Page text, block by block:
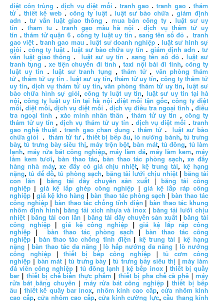
diệt côn trùng .dịch vụ diệt mối . tranh gao .tranh gao .thám
tử. thiết kế web . công ty luật . luật sư bào chữa .giám định
adn .tư vấn luật giao thông. mua bán công ty. luật sư uy
tín . tham tu .tranh gạo màu hà nội .dịch vụ thám tử uy
tín .thám tử quận 6. công ty luật uy tín . sang tên sổ đỏ .tranh
gao việt .tranh gao mau .luật sư doanh nghiệp .luật sư hình sự
giỏi . công ty luật. luật sư bào chữa uy tín .giám định adn .tư
vấn luật giao thông .luật sư uy tín .sang tên sổ đỏ.luật sư
tranh tụng . xe tiện chuyến đi tỉnh ,taxi nội bài đi tỉnh, công ty
luật uy tín .luật sư tranh tụng ,thám tử, văn phòng thám
tử,thám tử uy tín . luật sư uy tín, thám tử uy tín, công ty thám tử
uy tín, dịch vụ thám tử uy tín,văn phòng thám tử uy tín,luật sư
bào chữa hình sự giỏi,công ty luật uy tín, luật sư uy tín tại hà
nội,công ty luật uy tín tại hà nội .diệt mối tận gốc, công ty diệt
mối,diệt mối,dịch vụ diệt mối .dịch vụ điều tra ngoại tình ,điều
tra ngoại tình ,xác minh nhân thân ,thám tử uy tín , công ty
thám tử uy tín ,dịch vụ thám tử uy tín . dịch vụ diệt mối .tranh
gao nghệ thuật.tranh gao chan dung . thám tử.luật sư bào
chữa giỏi .thám tử tư.thiết bị bếp âu,lò nướng bánh, tủ trưng
bày,tủ trưng bày siêu thị,máy trộn bột,bàn mát,tủ đông, tủ làm
lạnh, máy rửa bát công nghiệp, máy làm đá, máy làm kem, máy
làm kem tươi,bàn thao tác,bàn thao tác phòng sạch,xe đẩy
hàng nhà máy, xe đẩy có giá chịu nhiệt, kệ trung tải, kệ hạng
nặng,tủ để đồ,tủ phòng sạch, băng tải lưới chịu nhiệt| băng tải
con lăn | băng tải dây chuyền sản xuất | băng tải công
nghiệp | giá kệ lắp ghép công nghiệp |giá kệ lắp ráp công
nghiệp |giá kệ kho hàng |bàn thao tác phòng sạch | bàn thao tác
công nghiệp|bàn thao tác chống tĩnh điện |bàn thao tác khung
nhôm định hình| băng tải xích nhựa và inox|băng tải lưới chịu
nhiệt |băng tải con lăn | băng tải dây chuyền sản xuất |băng tải
công nghiệp|giá kệ công nghiệp |giá kệ lắp ráp công
nghiệp |bàn thao tác phòng sạch| bàn thao tác công
nghiệp | bàn thao tác chống tĩnh điện | kệ trung tải | kệ hạng
nặng| bàn thao tác đa năng|lò hấp nướng đa năng |lò nướng
công nghiệp|thiết bị bếp công nghiệp|tủ cơm công
nghiệp |bàn mát | tủ trưng bày | tủ trưng bày siêu thị |máy làm
đá viên công nghiệp | tủ đông lạnh |kệ bếp inox| thiết bị quầy
bar | thiết bị chế biến thực phẩm | thiết bị pha chế cà phê| máy
rửa bát băng chuyền | máy rửa bát công nghiệp|thiết bị bếp
âu | thiết kế quầy bar inox, nhôm kính cao cấp,cửa nhôm kính
cao cấp, cửa nhôm cao cấp, cửa kính cường lực, cầu thang kính